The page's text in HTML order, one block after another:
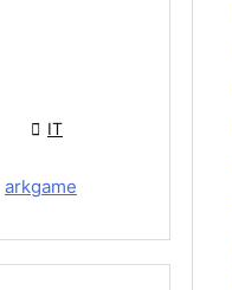
 IT
arkgame